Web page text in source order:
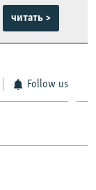
читать >
Follow us